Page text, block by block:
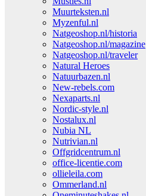
Muurteksten.nl
Myzenful.nl
Natgeoshop.nl/historia
Natgeoshop.nl/magazine
Natgeoshop.nl/traveler
Natural Heroes
Natuurbazen.nl
New-rebels.com
Nexaparts.nl
Nordic-style.nl
Nostalux.nl
Nubia NL
Nutrivian.nl
Offgridcentrum.nl
office-licentie.com
ollieleila.com
Ommerland.nl